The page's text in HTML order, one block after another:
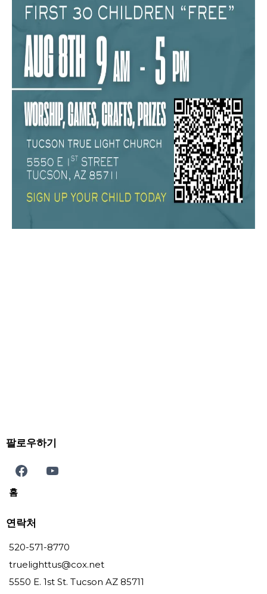
팔로우하기
홈
연락처
520-571-8770
truelighttus@cox.net
5550 E. 1st St. Tucson AZ 85711